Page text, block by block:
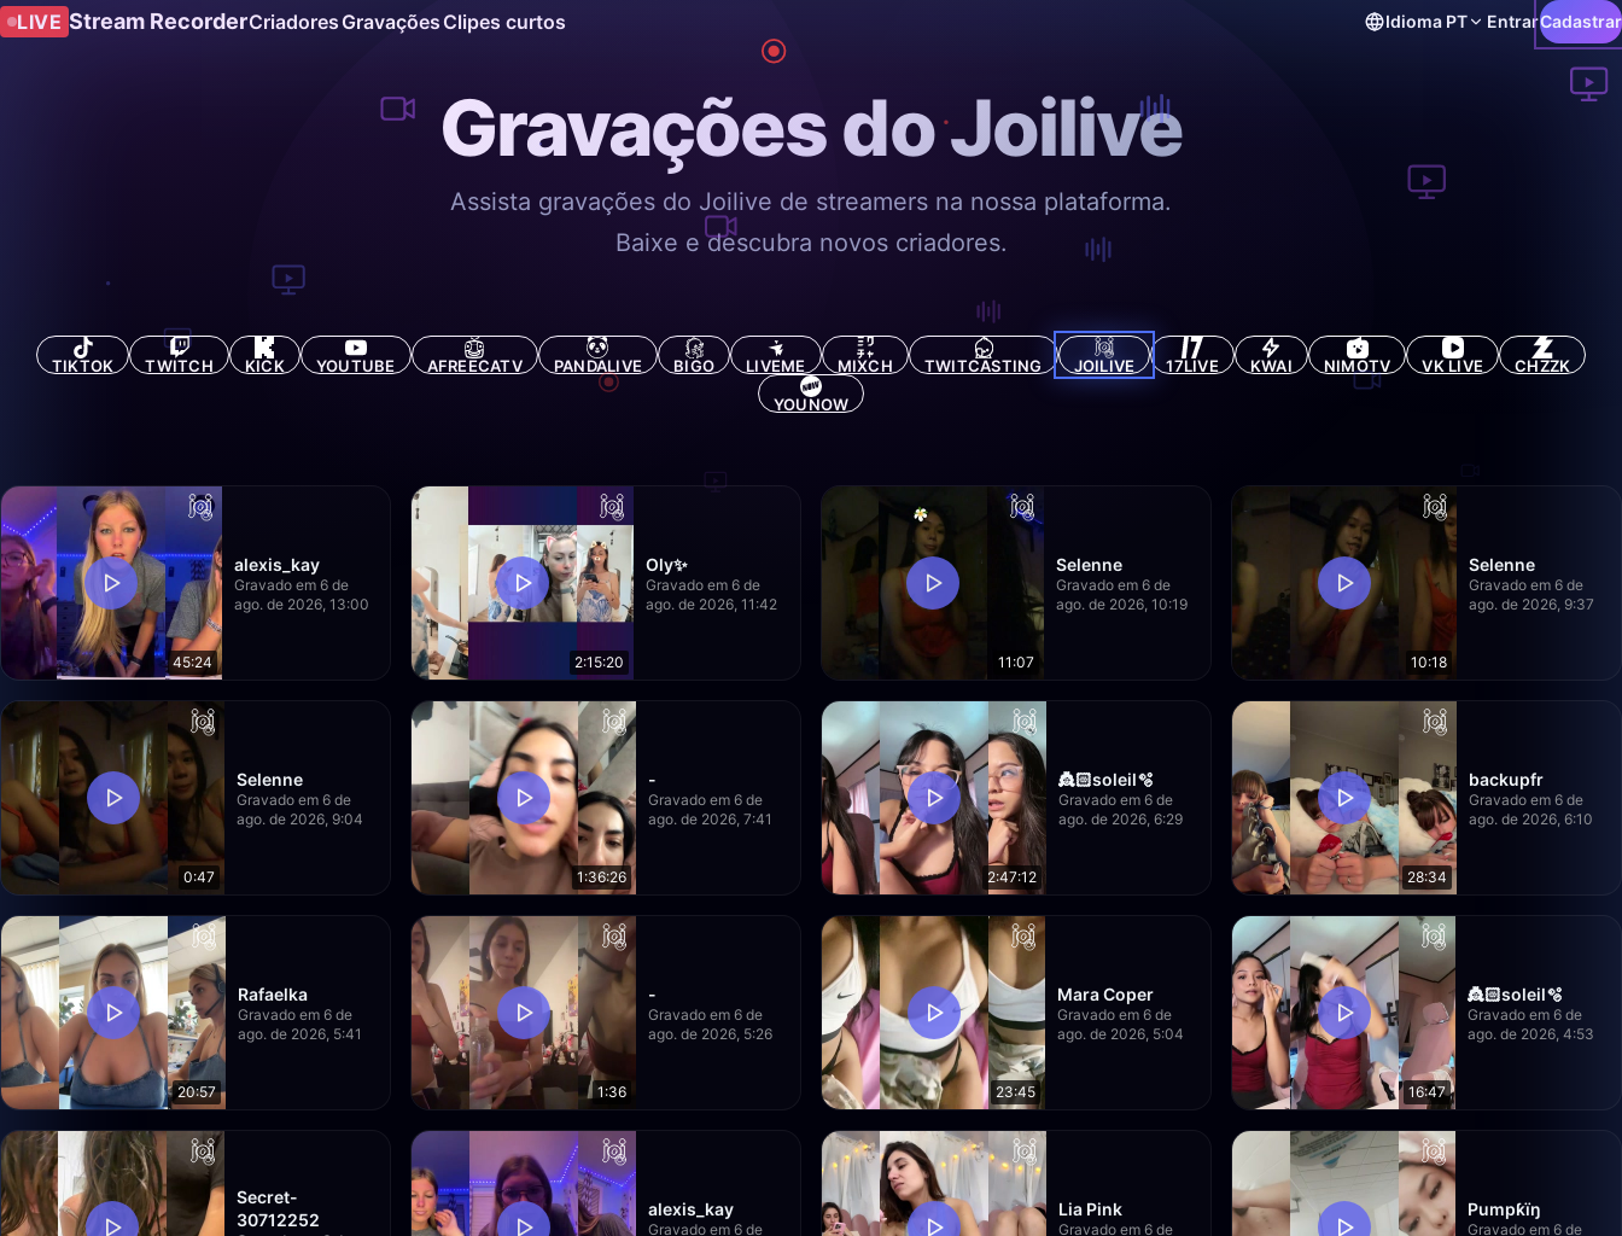
LIVE Stream RecorderCriadores Gravações Clipes curtos Idioma PT EntrarCadastrar
Gravações do Joilive
Assista gravações do Joilive de streamers na nossa plataforma.
Baixe e descubra novos criadores.
TIKTOK TWITCH KICK YOUTUBE AFREECATV PANDALIVE BIGO LIVEME MIXCH TWITCASTING JOILIVE 17LIVE KWAI NIMOTV VK LIVE
CHZZK
YOUNOW
45:24
alexis_kay
Gravado em 6 de
ago. de 2026, 13:00
2:15:20
Oly✨
Gravado em 6 de
ago. de 2026, 11:42
11:07
Selenne
Gravado em 6 de
ago. de 2026, 10:19
10:18
Selenne
Gravado em 6 de
ago. de 2026, 9:37
0:47
Selenne
Gravado em 6 de
ago. de 2026, 9:04
1:36:26
-
Gravado em 6 de
ago. de 2026, 7:41
2:47:12
👸🏻soleil🫧
Gravado em 6 de
ago. de 2026, 6:29
28:34
backupfr
Gravado em 6 de
ago. de 2026, 6:10
20:57
Rafaelka
Gravado em 6 de
ago. de 2026, 5:41
1:36
-
Gravado em 6 de
ago. de 2026, 5:26
23:45
Mara Coper
Gravado em 6 de
ago. de 2026, 5:04
16:47
👸🏻soleil🫧
Gravado em 6 de
ago. de 2026, 4:53
Secret-
30712252
alexis_kay
Gravado em 6 de
Lia Pink
Gravado em 6 de
Pumpƙïŋ
Gravado em 6 de